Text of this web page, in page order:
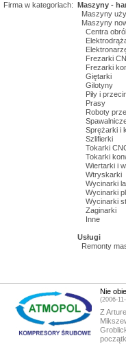
Firma w kategoriach: Maszyny -
Maszyny
Maszyny
Centra
Frezarki
Frezarki
Giętarki
Gilotyny
Piły i
Prasy
Roboty
Sprężarki i
Szlifierki
Tokarki
Tokarki
Wiertarki i
Wtryskarki
Wycinarki
Wycinarki
Wycinarki
Zaginarki
Inne
Usługi
Remonty
Nie
(2006-
Z